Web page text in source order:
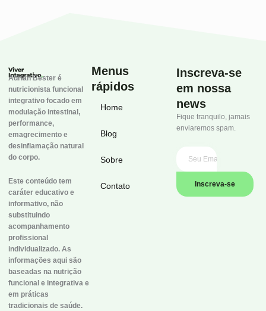
Adrian Bester é
nutricionista funcional
integrativo focado em
modulação intestinal,
performance,
emagrecimento e
desinflamação natural
do corpo.
Este conteúdo tem
caráter educativo e
informativo, não
substituindo
acompanhamento
profissional
individualizado. As
informações aqui são
baseadas na nutrição
funcional e integrativa e
em práticas
tradicionais de saúde.
Menus
rápidos
Home
Blog
Sobre
Contato
Inscreva-se
em nossa
news
Fique tranquilo, jamais
enviaremos spam.
Inscreva-se